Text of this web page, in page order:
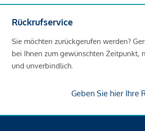
Rückrufservice
Sie möchten zurückgerufen werden?
bei Ihnen zum gewünschten Zeitpunkt,
und unverbindlich.
Geben Sie hier Ihre